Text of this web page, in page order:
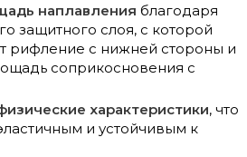
наплавления благодаря
защитного слоя, с которой
рифление с нижней стороны и
соприкосновения с
характеристики, что
и устойчивым к